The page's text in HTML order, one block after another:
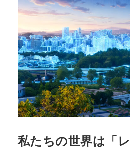
私たちの世界は「